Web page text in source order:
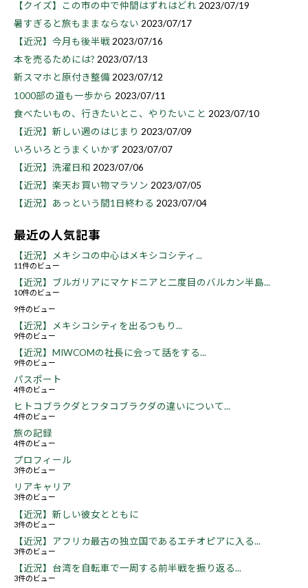
【クイズ】この市の中で仲間はずれはどれ 2023/07/19
暑すぎると旅もままならない 2023/07/17
【近況】今月も後半戦 2023/07/16
本を売るためには? 2023/07/13
新スマホと原付き整備2023/07/12
1000部の道も一歩から 2023/07/11
食べたいもの、行きたいとこ、やりたいこと 2023/07/10
【近況】新しい週のはじまり 2023/07/09
いろいろとうまくいかず 2023/07/07
【近況】洗濯日和 2023/07/06
【近況】楽天お買い物マラソン 2023/07/05
【近況】あっという間1日終わる 2023/07/04
最近の人気記事
【近況】メキシコの中心はメキシコシティ...
11件のビュー
【近況】ブルガリアにマケドニアと二度目のバルカン半島...
10件のビュー
9件のビュー
【近況】メキシコシティを出るつもり...
9件のビュー
【近況】MIWCOMの社長に会って話をする...
9件のビュー
パスポート
4件のビュー
ヒトコブラクダとフタコブラクダの違いについて...
4件のビュー
旅の記録
4件のビュー
プロフィール
3件のビュー
リアキャリア
3件のビュー
【近況】新しい彼女とともに
3件のビュー
【近況】アフリカ最古の独立国であるエチオピアに入る...
3件のビュー
【近況】台湾を自転車で一周する前半戦を振り返る...
3件のビュー